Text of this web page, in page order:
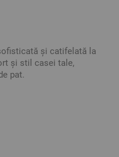
și catifelată la
și stil casei tale,
pat.
o nuntă, o casă nouă